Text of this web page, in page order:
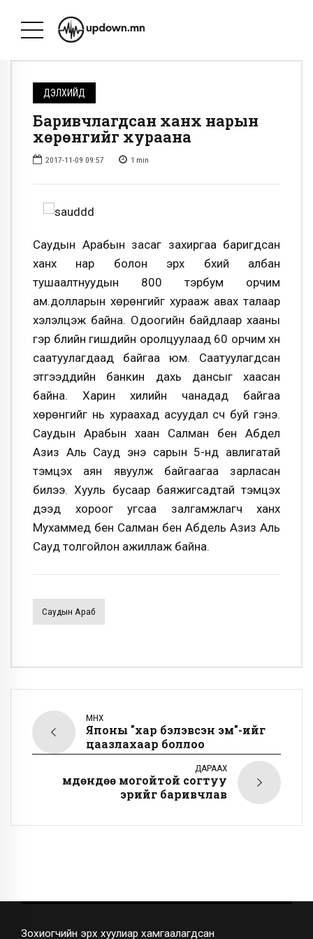
ДЭЛХИЙД
Баривчлагдсан ханхүү нарын
хөрөнгийг хураана
2017-11-09 09:57 1 min
Саудын Арабын засаг захиргаа баригдсан
ханхүү нар болон эрх бүхий албан
тушаалтнуудын 800 тэрбум орчим
ам.долларын хөрөнгийг хурааж авах талаар
хэлэлцэж байна. Одоогийн байдлаар хааны
гэр бүлийн гишүүдийн оролцуулаад 60 орчим хүн
саатуулагдаад байгаа юм. Саатуулагдсан
этгээдүүдийн банкин дахь дансыг хаасан
байна. Харин хилийн чанадад байгаа
хөрөнгийг нь хураахад асуудал үүсч буй гэнэ.
Саудын Арабын хаан Салман бен Абдел
Азиз Аль Сауд энэ сарын 5-нд авлигатай
тэмцэх аян явуулж байгаагаа зарласан
билээ. Хууль бусаар баяжигсадтай тэмцэх
дээд хороог угсаа залгамжлагч ханхүү
Мухаммед бен Салман бен Абдель Азиз Аль
Сауд толгойлон ажиллаж байна.
Саудын Араб
ӨМНӨХ
Японы "хар бэлэвсэн эм"-ийг
цаазлахаар боллоо
ДАРААХ
Өмдөндөө могойтой согтуу
эрийг баривчлав
Зохиогчийн эрх хуулиар хамгаалагдсан